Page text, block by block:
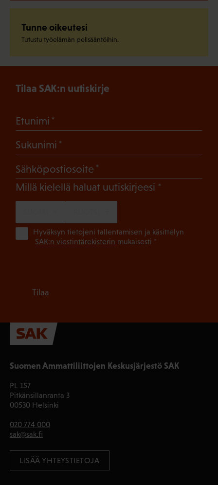
Tunne oikeutesi
Tutustu työelämän pelisääntöihin.
Suomen Ammattiliittojen Keskusjärjestö SAK
PL 157
Pitkänsillanranta 3
00530 Helsinki
020 774 000
sak@sak.fi
LISÄÄ YHTEYSTIETOJA
Tilaa SAK:n uutiskirje
Etunimi
Sukunimi
Sähköpostiosoite
Millä kielellä haluat uutiskirjeesi (Pakollinen)
Hyväksyn tietojeni tallentamisen ja käsittelyn
SAK:n viestintärekisterin mukaisesti *
Tilaa